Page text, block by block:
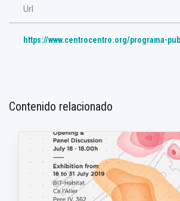
Url
https://www.centrocentro.org/programa-
Contenido relacionado